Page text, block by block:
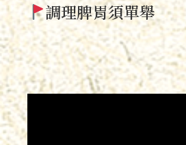
調理脾胃須單舉